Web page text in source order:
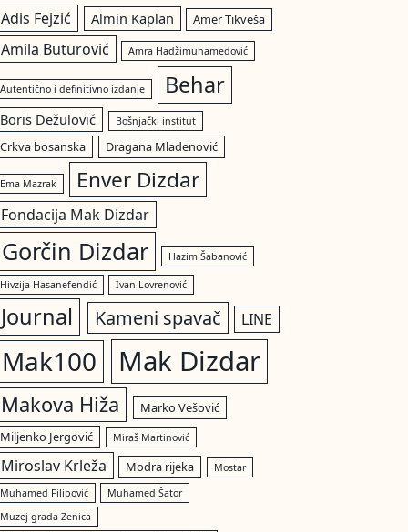
Adis Fejzić Almin Kaplan Amer Tikveša
Amila Buturović Amra Hadžimuhamedović
Autentično i definitivno izdanje Behar
Boris Dežulović Bošnjački institut
Crkva bosanska Dragana Mladenović
Ema Mazrak Enver Dizdar
Fondacija Mak Dizdar
Gorčin Dizdar Hazim Šabanović
Hivzija Hasanefendić Ivan Lovrenović
Journal Kameni spavač LINE
Mak100 Mak Dizdar
Makova Hiža
Marko Vešović
Miljenko Jergović
Miraš Martinović
Miroslav Krleža Modra rijeka
Mostar
Muhamed Filipović
Muhamed Šator
Muzej grada Zenica